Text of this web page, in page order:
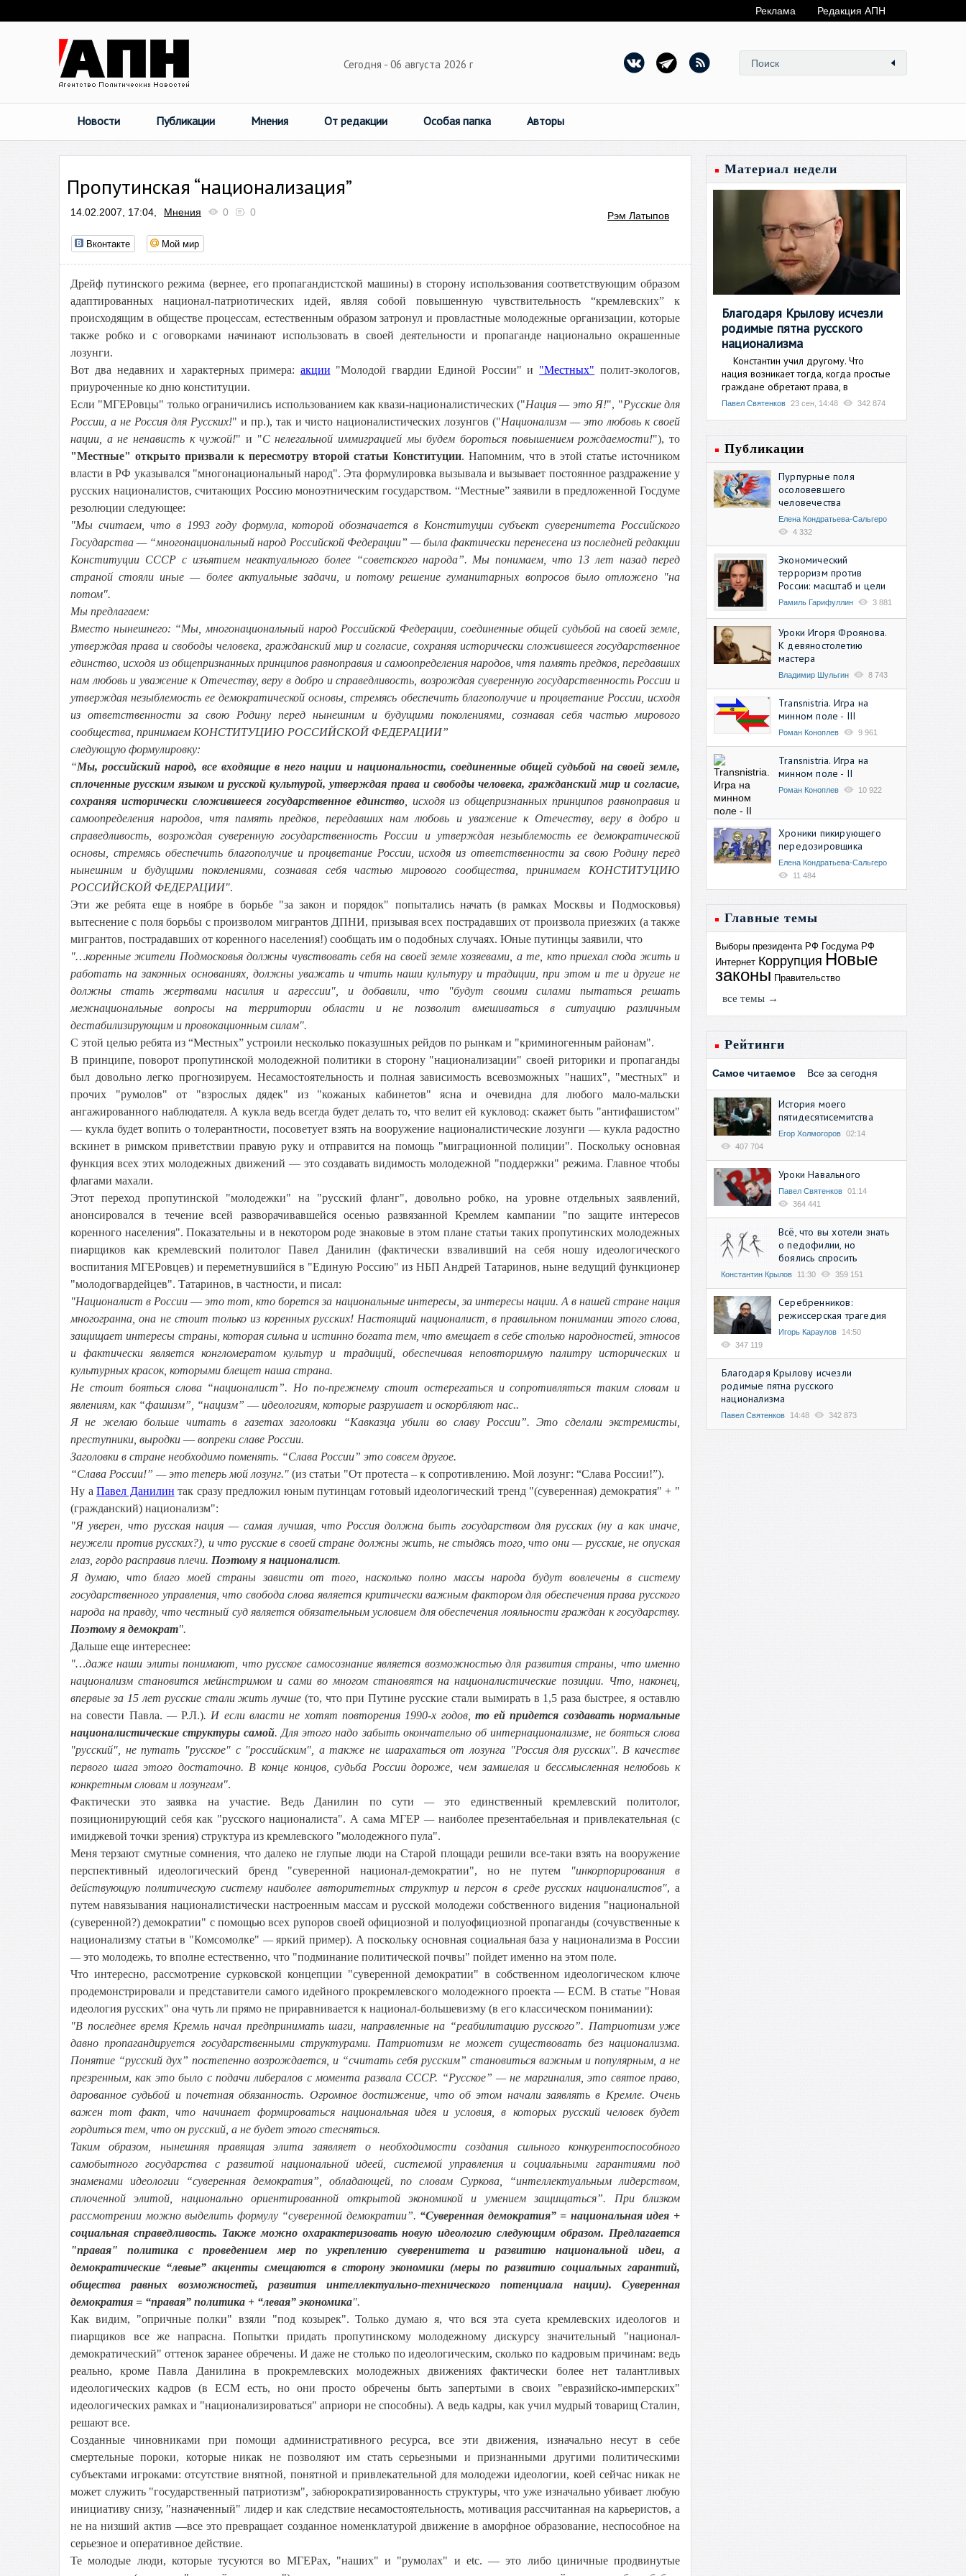
Реклама Редакция АПН
Сегодня - 06 августа 2026 г
Новости Публикации Мнения От редакции Особая папка Авторы
Пропутинская “национализация”
14.02.2007, 17:04, Мнения 0 0 Рэм Латыпов
Вконтакте Мой мир
Дрейф путинского режима (вернее, его пропагандистской машины) в сторону использования соответствующим образом
адаптированных национал-патриотических идей, являя собой повышенную чувствительность “кремлевских” к
происходящим в обществе процессам, естественным образом затронул и провластные молодежные организации, которые
также робко и с оговорками начинают использовать в своей деятельности и пропаганде национально окрашенные
лозунги.
Вот два недавних и характерных примера: акции "Молодой гвардии Единой России" и "Местных" полит-экологов,
приуроченные ко дню конституции.
Если "МГЕРовцы" только ограничились использованием как квази-националистических ("Нация — это Я!", "Русские для
России, а не Россия для Русских!" и пр.), так и чисто националистических лозунгов ("Национализм — это любовь к своей
нации, а не ненависть к чужой!" и "С нелегальной иммиграцией мы будем бороться повышением рождаемости!"), то
"Местные" открыто призвали к пересмотру второй статьи Конституции. Напомним, что в этой статье источником
власти в РФ указывался "многонациональный народ". Эта формулировка вызывала и вызывает постоянное раздражение у
русских националистов, считающих Россию моноэтническим государством. “Местные” заявили в предложенной Госдуме
резолюции следующее:
"Мы считаем, что в 1993 году формула, которой обозначается в Конституции субъект суверенитета Российского
Государства — “многонациональный народ Российской Федерации” — была фактически перенесена из последней редакции
Конституции СССР с изъятием неактуального более “советского народа”. Мы понимаем, что 13 лет назад перед
страной стояли иные — более актуальные задачи, и потому решение гуманитарных вопросов было отложено "на
потом".
Мы предлагаем:
Вместо нынешнего: “Мы, многонациональный народ Российской Федерации, соединенные общей судьбой на своей земле,
утверждая права и свободы человека, гражданский мир и согласие, сохраняя исторически сложившееся государственное
единство, исходя из общепризнанных принципов равноправия и самоопределения народов, чтя память предков, передавших
нам любовь и уважение к Отечеству, веру в добро и справедливость, возрождая суверенную государственность России и
утверждая незыблемость ее демократической основы, стремясь обеспечить благополучие и процветание России, исходя
из ответственности за свою Родину перед нынешним и будущими поколениями, сознавая себя частью мирового
сообщества, принимаем КОНСТИТУЦИЮ РОССИЙСКОЙ ФЕДЕРАЦИИ”
следующую формулировку:
“Мы, российский народ, все входящие в него нации и национальности, соединенные общей судьбой на своей земле,
сплоченные русским языком и русской культурой, утверждая права и свободы человека, гражданский мир и согласие,
сохраняя исторически сложившееся государственное единство, исходя из общепризнанных принципов равноправия и
самоопределения народов, чтя память предков, передавших нам любовь и уважение к Отечеству, веру в добро и
справедливость, возрождая суверенную государственность России и утверждая незыблемость ее демократической
основы, стремясь обеспечить благополучие и процветание России, исходя из ответственности за свою Родину перед
нынешним и будущими поколениями, сознавая себя частью мирового сообщества, принимаем КОНСТИТУЦИЮ
РОССИЙСКОЙ ФЕДЕРАЦИИ".
Эти же ребята еще в ноябре в борьбе "за закон и порядок" попытались начать (в рамках Москвы и Подмосковья)
вытеснение с поля борьбы с произволом мигрантов ДПНИ, призывая всех пострадавших от произвола приезжих (а также
мигрантов, пострадавших от коренного населения!) сообщать им о подобных случаях. Юные путинцы заявили, что
"…коренные жители Подмосковья должны чувствовать себя на своей земле хозяевами, а те, кто приехал сюда жить и
работать на законных основаниях, должны уважать и чтить наши культуру и традиции, при этом и те и другие не
должны стать жертвами насилия и агрессии", и добавили, что "будут своими силами пытаться решать
межнациональные вопросы на территории области и не позволит вмешиваться в ситуацию различным
дестабилизирующим и провокационным силам".
С этой целью ребята из “Местных” устроили несколько показушных рейдов по рынкам и "криминогенным районам".
В принципе, поворот пропутинской молодежной политики в сторону "национализации" своей риторики и пропаганды
был довольно легко прогнозируем. Несамостоятельность и полная зависимость всевозможных "наших", "местных" и
прочих "румолов" от "взрослых дядек" из "кожаных кабинетов" ясна и очевидна для любого мало-мальски
ангажированного наблюдателя. А кукла ведь всегда будет делать то, что велит ей кукловод: скажет быть "антифашистом"
— кукла будет вопить о толерантности, посоветует взять на вооружение националистические лозунги — кукла радостно
вскинет в римском приветствии правую руку и отправится на помощь "миграционной полиции". Поскольку основная
функция всех этих молодежных движений — это создавать видимость молодежной "поддержки" режима. Главное чтобы
флагами махали.
Этот переход пропутинской "молодежки" на "русский фланг", довольно робко, на уровне отдельных заявлений,
анонсировался в течение всей разворачивавшейся осенью развязанной Кремлем кампании "по защите интересов
коренного населения". Показательны и в некотором роде знаковые в этом плане статьи таких пропутинских молодежных
пиарщиков как кремлевский политолог Павел Данилин (фактически взваливший на себя ношу идеологического
воспитания МГЕРовцев) и переметнувшийся в "Единую Россию" из НБП Андрей Татаринов, ныне ведущий функционер
"молодогвардейцев". Татаринов, в частности, и писал:
"Националист в России— это тот, кто борется за национальные интересы, за интересы нации. А в нашей стране нация
многогранна, она не стоит только из коренных русских! Настоящий националист, в правильном понимании этого слова,
защищает интересы страны, которая сильна и истинно богата тем, что вмещает в себе столько народностей, этносов
и фактически является конгломератом культур и традиций, обеспечивая неповторимую палитру исторических и
культурных красок, которыми блещет наша страна.
Не стоит бояться слова “националист”. Но по-прежнему стоит остерегаться и сопротивляться таким словам и
явлениям, как “фашизм”, “нацизм” — идеологиям, которые разрушает и оскорбляют нас..
Я не желаю больше читать в газетах заголовки “Кавказца убили во славу России”. Это сделали экстремисты,
преступники, выродки — вопреки славе России.
Заголовки в стране необходимо поменять. “Слава России” это совсем другое.
“Слава России!” — это теперь мой лозунг." (из статьи "От протеста – к сопротивлению. Мой лозунг: “Слава России!”).
Ну аПавел Данилин так сразу предложил юным путинцам готовый идеологический тренд "(суверенная) демократия" + "
(гражданский) национализм":
"Я уверен, что русская нация — самая лучшая, что Россия должна быть государством для русских (ну а как иначе,
неужели против русских?), и что русские в своей стране должны жить, не стыдясь того, что они — русские, не опуская
глаз, гордо расправив плечи. Поэтому я националист.
Я думаю, что благо моей страны зависти от того, насколько полно массы народа будут вовлечены в систему
государственного управления, что свобода слова является критически важным фактором для обеспечения права русского
народа на правду, что честный суд является обязательным условием для обеспечения лояльности граждан к государству.
Поэтому я демократ".
Дальше еще интереснее:
"…даже наши элиты понимают, что русское самосознание является возможностью для развития страны, что именно
национализм становится мейнстримом и сами во многом становятся на националистические позиции. Что, наконец,
впервые за 15 лет русские стали жить лучше(то, что при Путине русские стали вымирать в 1,5 раза быстрее, я оставлю
на совести Павла. —Р.Л.). И если власти не хотят повторения 1990-х годов, то ей придется создавать нормальные
националистические структуры самой. Для этого надо забыть окончательно об интернационализме, не бояться слова
"русский", не путать "русское" с "российским", а также не шарахаться от лозунга "Россия для русских". В качестве
первого шага этого достаточно. В конце концов, судьба России дороже, чем замшелая и бессмысленная нелюбовь к
конкретным словам и лозунгам".
Фактически это заявка на участие. Ведь Данилин по сути—это единственный кремлевский политолог,
позиционирующий себя как "русского националиста". А сама МГЕР —наиболее презентабельная и привлекательная (с
имиджевой точки зрения) структура из кремлевского "молодежного пула".
Меня терзают смутные сомнения, что далеко не глупые люди на Старой площади решили все-таки взять на вооружение
перспективный идеологический бренд "суверенной национал-демократии", но не путем
"инкорпорирования в
действующую политическую систему наиболее авторитетных структур и персон в среде русских националистов", а
путем навязывания националистически настроенным массам и русской молодежи собственного видения "национальной
(суверенной?) демократии" с помощью всех рупоров своей официозной и полуофициозной пропаганды (сочувственные к
национализму статьи в "Комсомолке" —яркий пример). А поскольку основная социальная база у национализма в России
—это молодежь, то вполне естественно, что "подминание политической почвы" пойдет именно на этом поле.
Что интересно, рассмотрение сурковской концепции "суверенной демократии" в собственном идеологическом ключе
продемонстрировали и представители самого идейного прокремлевского молодежного проекта —ЕСМ. В статье "Новая
идеология русских" она чуть ли прямо не приравнивается к национал-большевизму (в его классическом понимании):
"В последнее время Кремль начал предпринимать шаги, направленные на “реабилитацию русского”. Патриотизм уже
давно пропагандируется государственными структурами. Патриотизм не может существовать без национализма.
Понятие “русский дух” постепенно возрождается, и “считать себя русским” становиться важным и популярным, а не
презренным, как это было с подачи либералов с момента развала СССР. “Русское” — не маргиналия, это святое право,
дарованное судьбой и почетная обязанность. Огромное достижение, что об этом начали заявлять в Кремле. Очень
важен тот факт, что начинает формироваться национальная идея и условия, в которых русский человек будет
гордиться тем, что он русский, а не будет этого стесняться.
Таким образом, нынешняя правящая элита заявляет о необходимости создания сильного конкурентоспособного
самобытного государства с развитой национальной идеей, системой управления и социальными гарантиями под
знаменами идеологии “суверенная демократия”, обладающей, по словам Суркова, “интеллектуальным лидерством,
сплоченной элитой, национально ориентированной открытой экономикой и умением защищаться”. При близком
рассмотрении можно выделить формулу “суверенной демократии”. “Суверенная демократия” = национальная идея +
социальная справедливость. Также можно охарактеризовать новую идеологию следующим образом. Предлагается
"правая" политика с проведением мер по укреплению суверенитета и развитию национальной идеи, а
демократические “левые” акценты смещаются в сторону экономики (меры по развитию социальных гарантий,
общества равных возможностей, развития интеллектуально-технического потенциала нации). Суверенная
демократия = “правая” политика + “левая” экономика".
Как видим, "опричные полки" взяли "под козырек". Только думаю я, что вся эта суета кремлевских идеологов и
пиарщиков все же напрасна. Попытки придать пропутинскому молодежному дискурсу значительный "национал-
демократический" оттенок заранее обречены. И даже не столько по идеологическим, сколько по кадровым причинам: ведь
реально, кроме Павла Данилина в прокремлевских молодежных движениях фактически более нет талантливых
идеологических кадров (в ЕСМ есть, но они просто обречены быть запертыми в своих "евразийско-имперских"
идеологических рамках и "национализироваться" априори не способны). А ведь кадры, как учил мудрый товарищ Сталин,
решают все.
Созданные чиновниками при помощи административного ресурса, все эти движения, изначально несут в себе
смертельные пороки, которые никак не позволяют им стать серьезными и признанными другими политическими
субъектами игроками: отсутствие внятной, понятной и привлекательной для молодежи идеологии, коей сейчас никак не
может служить "государственный патриотизм", забюрократизированность структуры, что уже изначально убивает любую
инициативу снизу, "назначенный" лидер и как следствие несамостоятельность, мотивация рассчитанная на карьеристов, а
не на низший актив —все это превращает созданное номенклатурой движение в аморфное образование, неспособное на
серьезное и оперативное действие.
Те молодые люди, которые тусуются во МГЕРах, "наших" и "румолах" и etc. — это либо циничные продвинутые
Материал недели
Благодаря Крылову исчезли
родимые пятна русского
национализма
Константин учил другому. Что
нация возникает тогда, когда простые
граждане обретают права, в
Павел Святенков 23 сен, 14:48 342 874
Публикации
Пурпурные поля
осоловевшего
человечества
Елена Кондратьева-Сальгеро
4 332
Экономический
терроризм против
России: масштаб и цели
Рамиль Гарифуллин 3 881
Уроки Игоря Фроянова.
К девяностолетию
мастера
Владимир Шульгин 8 743
Transnistria. Игра на
минном поле - III
Роман Коноплев 9 961
Transnistria. Игра на
минном поле - II
Роман Коноплев 10 922
Хроники пикирующего
передозировщика
Елена Кондратьева-Сальгеро
11 484
Главные темы
Выборы президента РФ Госдума РФ
Интернет Коррупция Новые
законы Правительство
все темы →
Рейтинги
Самое читаемое Все за сегодня
История моего
пятидесятисемитства
Егор Холмогоров 02:14
407 704
Уроки Навального
Павел Святенков 01:14
364 441
Всё, что вы хотели знать
о педофилии, но
боялись спросить
Константин Крылов 11:30 359 151
Серебренников:
режиссерская трагедия
Игорь Караулов
14:50
347 119
Благодаря Крылову исчезли
родимые пятна русского
национализма
Павел Святенков 14:48 342 873